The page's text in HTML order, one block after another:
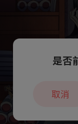
本章节
是否
取消